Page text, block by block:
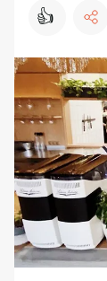
👍